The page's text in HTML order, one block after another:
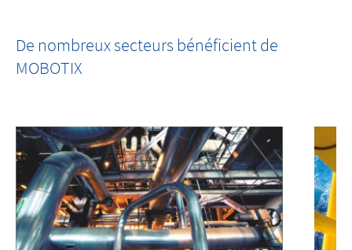
One Room. One Sensor. Done.
De nombreux secteurs bénéficient de
MOBOTIX